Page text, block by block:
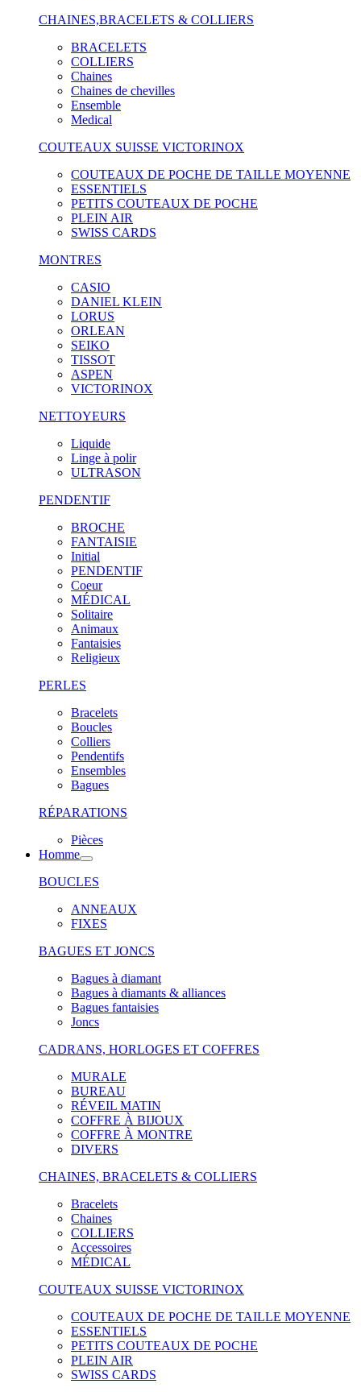
CHAINES,BRACELETS & COLLIERS
BRACELETS
COLLIERS
Chaines
Chaines de chevilles
Ensemble
Medical
COUTEAUX SUISSE VICTORINOX
COUTEAUX DE POCHE DE TAILLE MOYENNE
ESSENTIELS
PETITS COUTEAUX DE POCHE
PLEIN AIR
SWISS CARDS
MONTRES
CASIO
DANIEL KLEIN
LORUS
ORLEAN
SEIKO
TISSOT
ASPEN
VICTORINOX
NETTOYEURS
Liquide
Linge à polir
ULTRASON
PENDENTIF
BROCHE
FANTAISIE
Initial
PENDENTIF
Coeur
MÉDICAL
Solitaire
Animaux
Fantaisies
Religieux
PERLES
Bracelets
Boucles
Colliers
Pendentifs
Ensembles
Bagues
RÉPARATIONS
Pièces
Homme
BOUCLES
ANNEAUX
FIXES
BAGUES ET JONCS
Bagues à diamant
Bagues à diamants & alliances
Bagues fantaisies
Joncs
CADRANS, HORLOGES ET COFFRES
MURALE
BUREAU
RÉVEIL MATIN
COFFRE À BIJOUX
COFFRE À MONTRE
DIVERS
CHAINES, BRACELETS & COLLIERS
Bracelets
Chaines
COLLIERS
Accessoires
MÉDICAL
COUTEAUX SUISSE VICTORINOX
COUTEAUX DE POCHE DE TAILLE MOYENNE
ESSENTIELS
PETITS COUTEAUX DE POCHE
PLEIN AIR
SWISS CARDS